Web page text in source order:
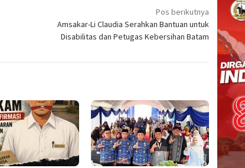
Pos berikutnya
Amsakar-Li Claudia Serahkan Bantuan untuk
Disabilitas dan Petugas Kebersihan Batam